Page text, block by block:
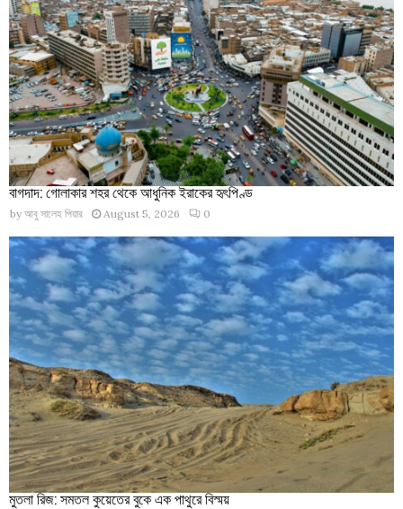
বাগদাদ: গোলাকার শহর থেকে আধুনিক ইরাকের হৃৎপিণ্ড
by আবু সালেহ পিয়ার August 5, 2026 0
মুতলা রিজ: সমতল কুয়েতের বুকে এক পাথুরে বিস্ময়